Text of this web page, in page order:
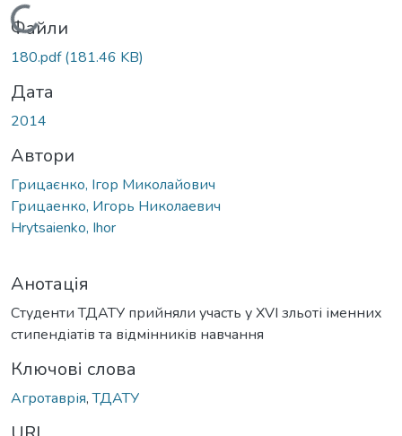
Вантажиться...
Файли
180.pdf(181.46 KB)
Дата
2014
Автори
Грицаєнко, Ігор Миколайович
Грицаенко, Игорь Николаевич
Hrytsaienko, Ihor
Анотація
Студенти ТДАТУ прийняли участь у ХVI зльоті іменних
стипендіатів та відмінників навчання
Ключові слова
Агротаврія,ТДАТУ